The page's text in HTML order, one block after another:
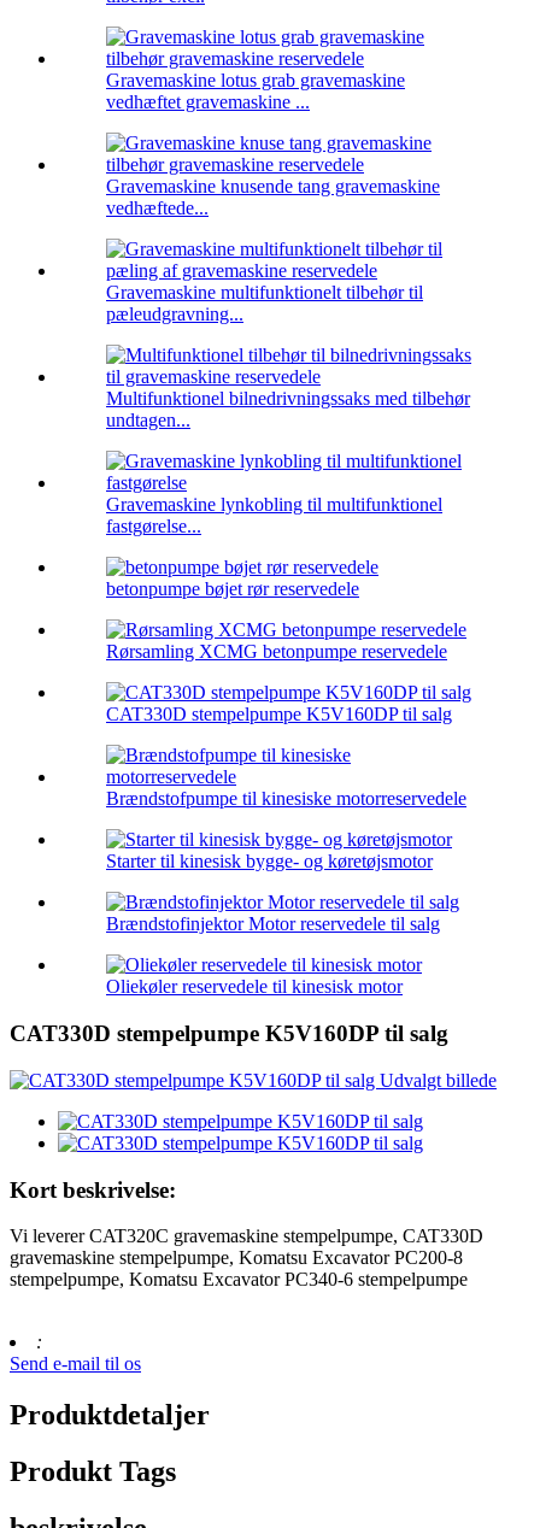
Gravemaskine lotus grab gravemaskine
vedhæftet gravemaskine ...
Gravemaskine knusende tang gravemaskine
vedhæftede...
Gravemaskine multifunktionelt tilbehør til
pæleudgravning...
Multifunktionel bilnedrivningssaks med tilbehør
undtagen...
Gravemaskine lynkobling til multifunktionel
fastgørelse...
betonpumpe bøjet rør reservedele
Rørsamling XCMG betonpumpe reservedele
CAT330D stempelpumpe K5V160DP til salg
Brændstofpumpe til kinesiske motorreservedele
Starter til kinesisk bygge- og køretøjsmotor
Brændstofinjektor Motor reservedele til salg
Oliekøler reservedele til kinesisk motor
CAT330D stempelpumpe K5V160DP til salg
Kort beskrivelse:
Vi leverer CAT320C gravemaskine stempelpumpe, CAT330D
gravemaskine stempelpumpe, Komatsu Excavator PC200-8
stempelpumpe, Komatsu Excavator PC340-6 stempelpumpe
:
Send e-mail til os
Produktdetaljer
Produkt Tags